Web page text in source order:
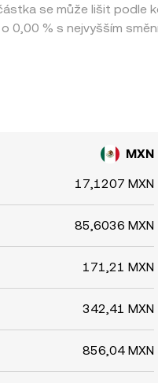
se může lišit
% s nejvyšším
MXN
17,1207 MXN
85,6036 MXN
171,21 MXN
342,41 MXN
856,04 MXN